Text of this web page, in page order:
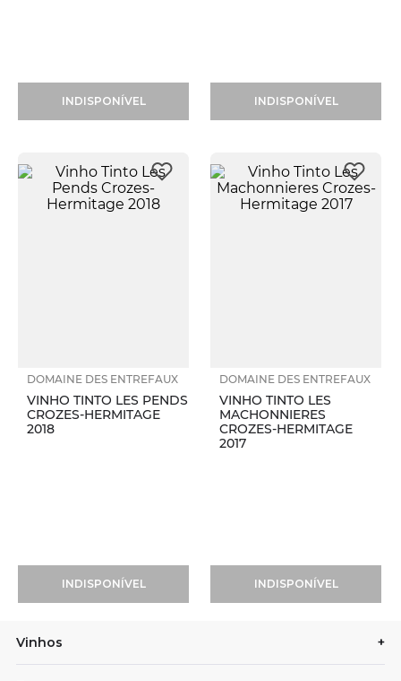
INDISPONÍVEL INDISPONÍVEL
DOMAINE DES ENTREFAUX
VINHO TINTO LES PENDS
CROZES-HERMITAGE
2018
INDISPONÍVEL
DOMAINE DES ENTREFAUX
VINHO TINTO LES
MACHONNIERES
CROZES-HERMITAGE
2017
INDISPONÍVEL
Vinhos +